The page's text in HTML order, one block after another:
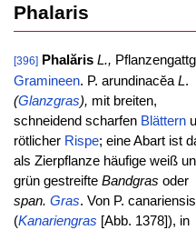
Phalaris
[396] Phalăris L.,
Gramineen. P. arundinacĕaL.
(Glanzgras), mit breiten,
schneidend scharfen Blättern
rötlicher Rispe; eine Abart ist
als Zierpflanze häufige weiß
grün gestreifte Bandgras oder
span. Gras. Von P. canariensis
(Kanariengras [Abb. 1378]), in